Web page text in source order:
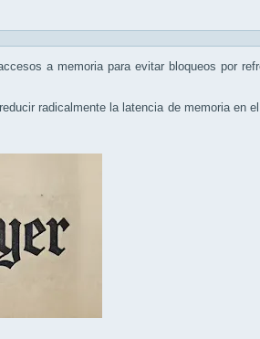
a memoria para evitar bloqueos por
radicalmente la latencia de memoria en